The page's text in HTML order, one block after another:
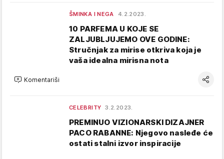
ŠMINKA I NEGA 4.2.2023.
10 PARFEMA U KOJE SE
ZALJUBLJUJEMO OVE GODINE:
Stručnjak za mirise otkriva koja je
vaša idealna mirisna nota
Komentariši
CELEBRITY 3.2.2023.
PREMINUO VIZIONARSKI DIZAJNER
PACO RABANNE: Njegovo nasleđe će
ostati stalni izvor inspiracije